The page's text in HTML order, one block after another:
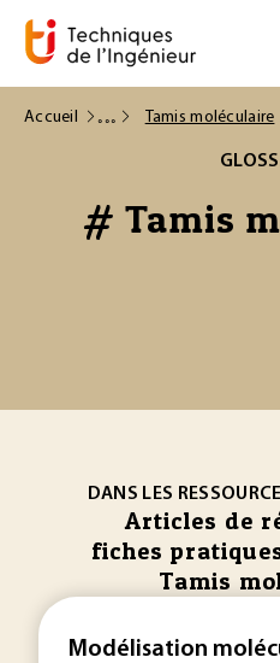
Accueil Tamis moléculaire
# Tamis
DANS LES
Articles de
fiches
Tamis
Modélisation